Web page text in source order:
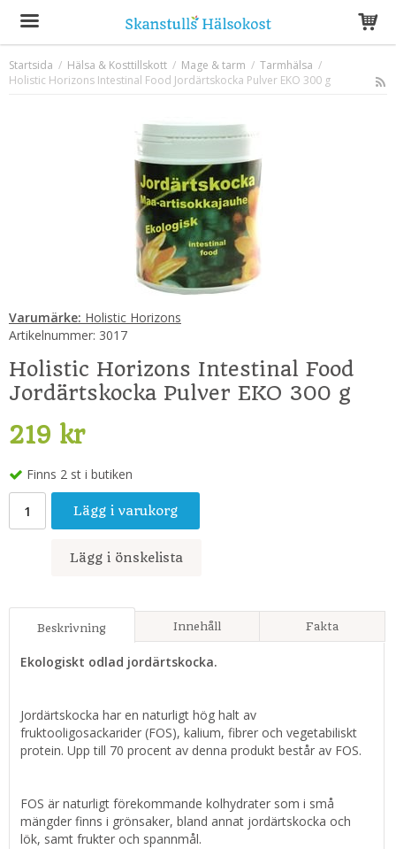
Produkten har blivit tillagd i varukorgen
Startsida / Hälsa & Kosttillskott / Mage & tarm / Tarmhälsa /
Holistic Horizons Intestinal Food Jordärtskocka Pulver EKO 300 g
Varumärke: Holistic Horizons
Artikelnummer: 3017
Holistic Horizons Intestinal Food
Jordärtskocka Pulver EKO 300 g
219 kr
Finns 2 st i butiken
Lägg i varukorg
Lägg i önskelista
Beskrivning Innehåll Fakta
Ekologiskt odlad jordärtskocka.
Jordärtskocka har en naturligt hög halt av
fruktooligosackarider (FOS), kalium, fibrer och vegetabiliskt
protein. Upp till 70 procent av denna produkt består av FOS.
FOS är naturligt förekommande kolhydrater som i små
mängder finns i grönsaker, bland annat jordärtskocka och
lök, samt frukter och spannmål.